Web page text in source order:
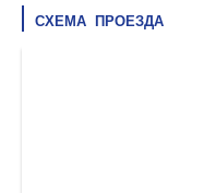
СХЕМА ПРОЕЗДА